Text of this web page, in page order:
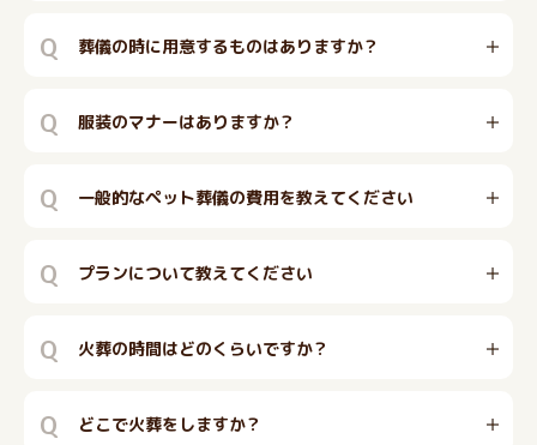
Q 葬儀の時に用意するものはありますか？
Q 服装のマナーはありますか？
Q 一般的なペット葬儀の費用を教えてください
Q プランについて教えてください
Q 火葬の時間はどのくらいですか？
Q どこで火葬をしますか？